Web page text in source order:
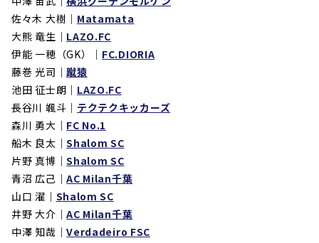
佐々木 大樹｜ Matamata
大熊 竜生｜ LAZO.FC
伊能 一穂（GK）｜ FC.DIORIA
藤巻 光司｜蹴猿
池田 征士朗｜ LAZO.FC
長谷川 颯斗｜ テクテクキッカーズ
森川 勇大｜ FC No.1
船木 良太｜Shalom SC
片野 真博｜Shalom SC
青沼 広己｜AC Milan千葉
山口 濯｜ Shalom SC
井野 大介｜AC Milan千葉
中澤 知哉｜Verdadeiro FSC